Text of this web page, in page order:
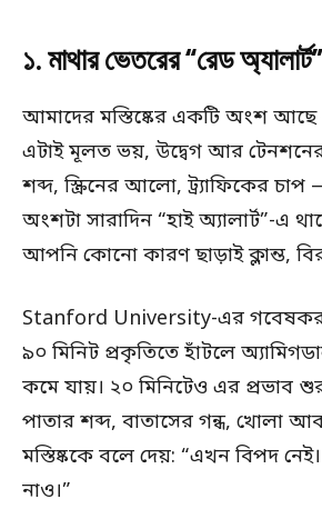
১. মাথার ভেতরের “রেড
আমাদের মস্তিষ্কের একটি অংশ আছে
এটাই মূলত ভয়, উদ্বেগ আর
শব্দ, স্ক্রিনের আলো, ট্র্যাফিকের
অংশটা সারাদিন “হাই অ্যালার্ট”-এ
আপনি কোনো কারণ ছাড়াই ক্লান্ত,
Stanford University-এর গবেষকরা
৯০ মিনিট প্রকৃতিতে হাঁটলে
কমে যায়। ২০ মিনিটেও এর প্রভাব
পাতার শব্দ, বাতাসের গন্ধ,
মস্তিষ্ককে বলে দেয়: “এখন বিপদ
নাও।”